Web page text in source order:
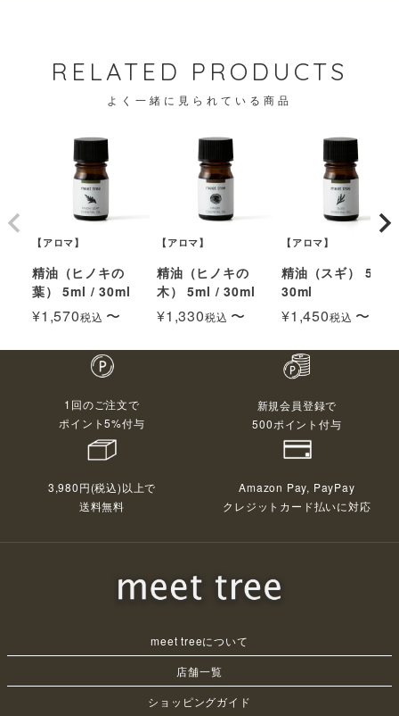
RELATED PRODUCTS
よく一緒に見られている商品
【アロマ】
精油（ヒノキの
葉） 5ml / 30ml
¥1,570税込 〜
【アロマ】
精油（ヒノキの
木） 5ml / 30ml
¥1,330税込 〜
【アロマ】
精油（スギ） 5ml /
30ml
¥1,450税込 〜
1回のご注文で
ポイント5%付与
新規会員登録で
500ポイント付与
3,980円(税込)以上で
送料無料
Amazon Pay, PayPay
クレジットカード払いに対応
meet treeについて
店舗一覧
ショッピングガイド